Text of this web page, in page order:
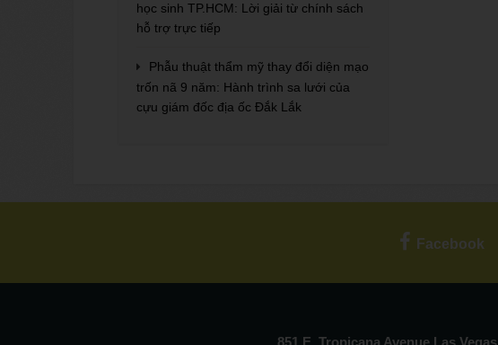
học sinh TP.HCM: Lời giải từ chính sách
hỗ trợ trực tiếp
Phẫu thuật thẩm mỹ thay đổi diện mạo
trốn nã 9 năm: Hành trình sa lưới của
cựu giám đốc địa ốc Đắk Lắk
Facebook
851 E. Tropicana Avenue Las Vegas